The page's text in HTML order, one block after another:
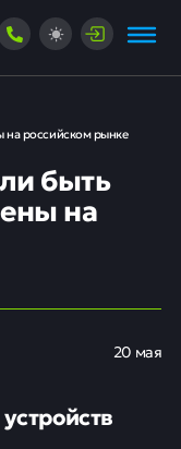
на российском рынке
быть
на
20 мая